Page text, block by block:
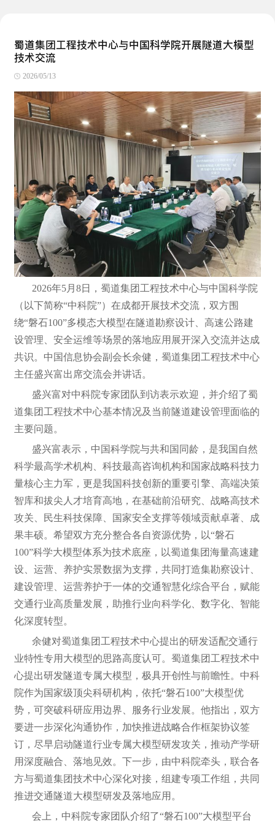
蜀道集团工程技术中心与中国科学院开展隧道大模型
技术交流
2026/05/13
2026年5月8日，蜀道集团工程技术中心与中国科学院
（以下简称“中科院”）在成都开展技术交流，双方围
绕“磐石100”多模态大模型在隧道勘察设计、高速公路建
设管理、安全运维等场景的落地应用展开深入交流并达成
共识。中国信息协会副会长余健，蜀道集团工程技术中心
主任盛兴富出席交流会并讲话。
盛兴富对中科院专家团队到访表示欢迎，并介绍了蜀
道集团工程技术中心基本情况及当前隧道建设管理面临的
主要问题。
盛兴富表示，中国科学院与共和国同龄，是我国自然
科学最高学术机构、科技最高咨询机构和国家战略科技力
量核心主力军，更是我国科技创新的重要引擎、高端决策
智库和拔尖人才培育高地，在基础前沿研究、战略高技术
攻关、民生科技保障、国家安全支撑等领域贡献卓著、成
果丰硕。希望双方充分整合各自资源优势，以“磐石
100”科学大模型体系为技术底座，以蜀道集团海量高速建
设、运营、养护实景数据为支撑，共同打造集勘察设计、
建设管理、运营养护于一体的交通智慧化综合平台，赋能
交通行业高质量发展，助推行业向科学化、数字化、智能
化深度转型。
余健对蜀道集团工程技术中心提出的研发适配交通行
业特性专用大模型的思路高度认可。蜀道集团工程技术中
心提出研发隧道专属大模型，极具开创性与前瞻性。中科
院作为国家级顶尖科研机构，依托“磐石100”大模型优
势，可突破科研应用边界、服务行业发展。他指出，双方
要进一步深化沟通协作，加快推进战略合作框架协议签
订，尽早启动隧道行业专属大模型研发攻关，推动产学研
用深度融合、落地见效。下一步，由中科院牵头，联合各
方与蜀道集团技术中心深化对接，组建专项工作组，共同
推进交通隧道大模型研发及落地应用。
会上，中科院专家团队介绍了“磐石100”大模型平台